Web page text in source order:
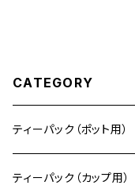
CATEGORY
ティーパック（ポット用）
ティーパック（カップ用）